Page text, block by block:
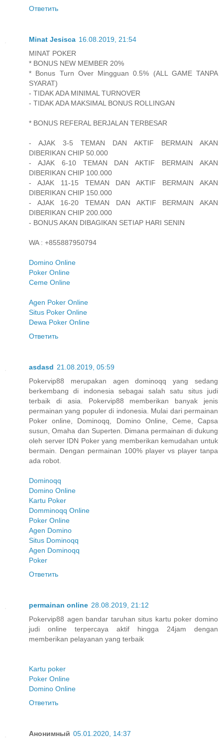
Ответить
Minat Jesisca 16.08.2019, 21:54
MINAT POKER
* BONUS NEW MEMBER 20%
* Bonus Turn Over Mingguan 0.5% (ALL GAME TANPA
SYARAT)
- TIDAK ADA MINIMAL TURNOVER
- TIDAK ADA MAKSIMAL BONUS ROLLINGAN
* BONUS REFERAL BERJALAN TERBESAR
- AJAK 3-5 TEMAN DAN AKTIF BERMAIN AKAN
DIBERIKAN CHIP 50.000
- AJAK 6-10 TEMAN DAN AKTIF BERMAIN AKAN
DIBERIKAN CHIP 100.000
- AJAK 11-15 TEMAN DAN AKTIF BERMAIN AKAN
DIBERIKAN CHIP 150.000
- AJAK 16-20 TEMAN DAN AKTIF BERMAIN AKAN
DIBERIKAN CHIP 200.000
- BONUS AKAN DIBAGIKAN SETIAP HARI SENIN
WA : +855887950794
Domino Online
Poker Online
Ceme Online
Agen Poker Online
Situs Poker Online
Dewa Poker Online
Ответить
asdasd 21.08.2019, 05:59
Pokervip88 merupakan agen dominoqq yang sedang
berkembang di indonesia sebagai salah satu situs judi
terbaik di asia. Pokervip88 memberikan banyak jenis
permainan yang populer di indonesia. Mulai dari permainan
Poker online, Dominoqq, Domino Online, Ceme, Capsa
susun, Omaha dan Superten. Dimana permainan di dukung
oleh server IDN Poker yang memberikan kemudahan untuk
bermain. Dengan permainan 100% player vs player tanpa
ada robot.
Dominoqq
Domino Online
Kartu Poker
Domminoqq Online
Poker Online
Agen Domino
Situs Dominoqq
Agen Dominoqq
Poker
Ответить
permainan online 28.08.2019, 21:12
Pokervip88 agen bandar taruhan situs kartu poker domino
judi online terpercaya aktif hingga 24jam dengan
memberikan pelayanan yang terbaik
Kartu poker
Poker Online
Domino Online
Ответить
Анонимный 05.01.2020, 14:37